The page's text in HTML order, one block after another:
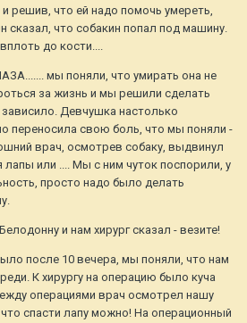
решив, что ей надо помочь умереть,
сказал, что собакин попал под машину.
до кости....
мы поняли, что умирать она не
за жизнь и мы решили сделать
зависило. Девчушка настолько
переносила свою боль, что мы поняли -
врач, осмотрев собаку, выдвинул
лапы или .... Мы с ним чуток поспорили, у
просто надо было делать
и нам хирург сказал - везите!
после 10 вечера, мы поняли, что нам
К хирургу на операцию было куча
операциями врач осмотрел нашу
спасти лапу можно! На операционный